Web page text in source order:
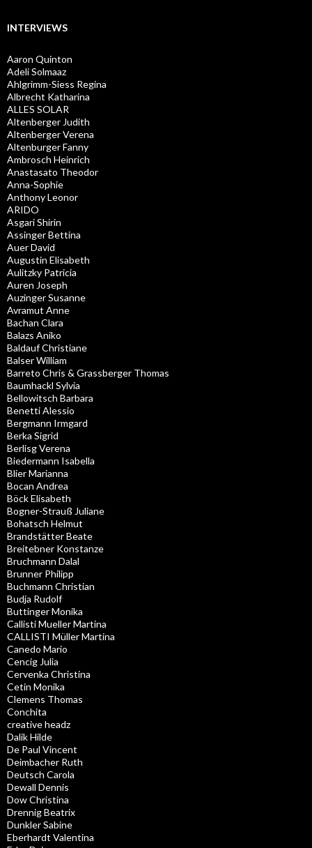
INTERVIEWS
Aaron Quinton
Adeli Solmaaz
Ahlgrimm-Siess Regina
Albrecht Katharina
ALLES SOLAR
Altenberger Judith
Altenberger Verena
Altenburger Fanny
Ambrosch Heinrich
Anastasato Theodor
Anna-Sophie
Anthony Leonor
ARIDO
Asgari Shirin
Assinger Bettina
Auer David
Augustin Elisabeth
Aulitzky Patricia
Auren Joseph
Auzinger Susanne
Avramut Anne
Bachan Clara
Balazs Aniko
Baldauf Christiane
Balser William
Barreto Chris & Grassberger Thomas
Baumhackl Sylvia
Bellowitsch Barbara
Benetti Alessio
Bergmann Irmgard
Berka Sigrid
Berlisg Verena
Biedermann Isabella
Blier Marianna
Bocan Andrea
Böck Elisabeth
Bogner-Strauß Juliane
Bohatsch Helmut
Brandstätter Beate
Breitebner Konstanze
Bruchmann Dalal
Brunner Philipp
Buchmann Christian
Budja Rudolf
Buttinger Monika
Callisti Mueller Martina
CALLISTI Müller Martina
Canedo Mario
Cencig Julia
Cervenka Christina
Cetin Monika
Clemens Thomas
Conchita
creative headz
Dalik Hilde
De Paul Vincent
Deimbacher Ruth
Deutsch Carola
Dewall Dennis
Dow Christina
Drennig Beatrix
Dunkler Sabine
Eberhardt Valentina